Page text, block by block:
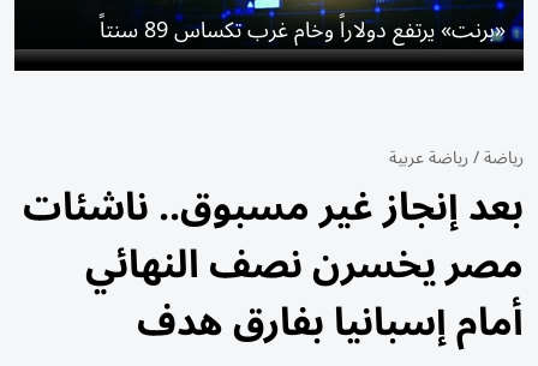
«برنت» يرتفع دولاراً وخام ​غرب تكساس 89 سنتاً
رياضة/رياضة عربية
بعد إنجاز غير مسبوق.. ناشئات
مصر يخسرن نصف النهائي
أمام إسبانيا بفارق هدف